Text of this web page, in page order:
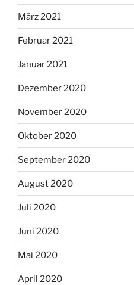
März 2021
Februar 2021
Januar 2021
Dezember 2020
November 2020
Oktober 2020
September 2020
August 2020
Juli 2020
Juni 2020
Mai 2020
April 2020